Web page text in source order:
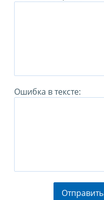
Ошибка в тексте:
Отправить